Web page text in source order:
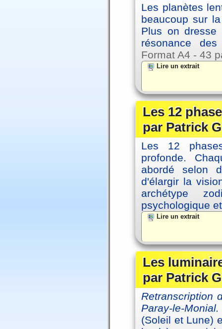
Les planètes
beaucoup sur
Plus on dresse
résonance
Format A4 - 43
Lire un extrait
Les 12
par Patrick
Les 12
profonde.
abordé selon
d'élargir la
archétype
psychologique
Lire un extrait
Les
par Patrick
Retranscription
Paray-le-Monial.
(Soleil et Lune)